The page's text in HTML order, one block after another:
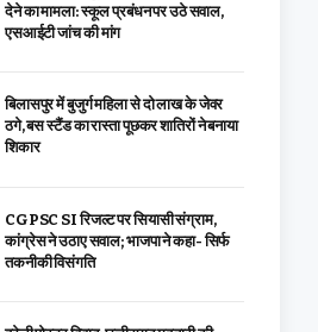
देने का मामला: स्कूल प्रबंधन पर उठे सवाल,
एसआईटी जांच की मांग
बिलासपुर में बुजुर्ग महिला से दो लाख के जेवर
ठगे, बस स्टैंड का रास्ता पूछकर शातिरों ने बनाया
शिकार
CGPSC SI रिजल्ट पर सियासी संग्राम,
कांग्रेस ने उठाए सवाल; भाजपा ने कहा- सिर्फ
तकनीकी विसंगति